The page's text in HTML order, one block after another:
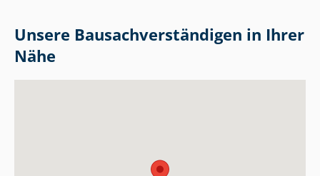
Unsere Bau­sach­ver­stän­di­gen in Ihrer
Nähe